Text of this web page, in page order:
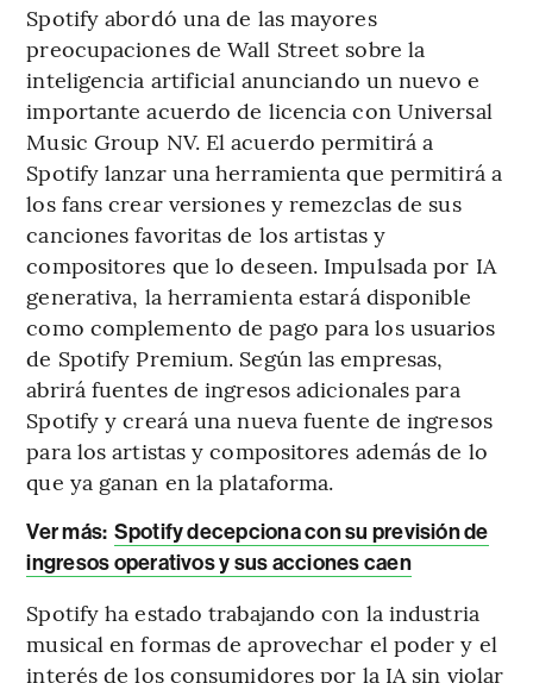
Spotify abordó una de las mayores
preocupaciones de Wall Street sobre la
inteligencia artificial anunciando un nuevo e
importante acuerdo de licencia con Universal
Music Group NV. El acuerdo permitirá a
Spotify lanzar una herramienta que permitirá a
los fans crear versiones y remezclas de sus
canciones favoritas de los artistas y
compositores que lo deseen. Impulsada por IA
generativa, la herramienta estará disponible
como complemento de pago para los usuarios
de Spotify Premium. Según las empresas,
abrirá fuentes de ingresos adicionales para
Spotify y creará una nueva fuente de ingresos
para los artistas y compositores además de lo
que ya ganan en la plataforma.
Ver más: Spotify decepciona con su previsión de
ingresos operativos y sus acciones caen
Spotify ha estado trabajando con la industria
musical en formas de aprovechar el poder y el
interés de los consumidores por la IA sin violar